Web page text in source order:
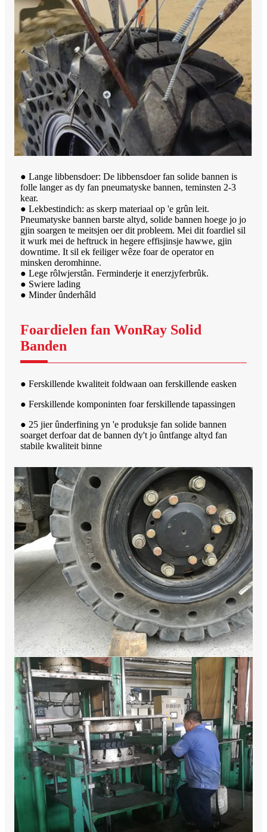
● Lange libbensdoer: De libbensdoer fan solide bannen is
folle langer as dy fan pneumatyske bannen, teminsten 2-3
kear.
● Lekbestindich: as skerp materiaal op 'e grûn leit.
Pneumatyske bannen barste altyd, solide bannen hoege jo jo
gjin soargen te meitsjen oer dit probleem. Mei dit foardiel sil
it wurk mei de heftruck in hegere effisjinsje hawwe, gjin
downtime. It sil ek feiliger wêze foar de operator en
minsken deromhinne.
● Lege rôlwjerstân. Ferminderje it enerzjyferbrûk.
● Swiere lading
● Minder ûnderhâld
Foardielen fan WonRay Solid
Banden
● Ferskillende kwaliteit foldwaan oan ferskillende easken
● Ferskillende komponinten foar ferskillende tapassingen
● 25 jier ûnderfining yn 'e produksje fan solide bannen
soarget derfoar dat de bannen dy't jo ûntfange altyd fan
stabile kwaliteit binne